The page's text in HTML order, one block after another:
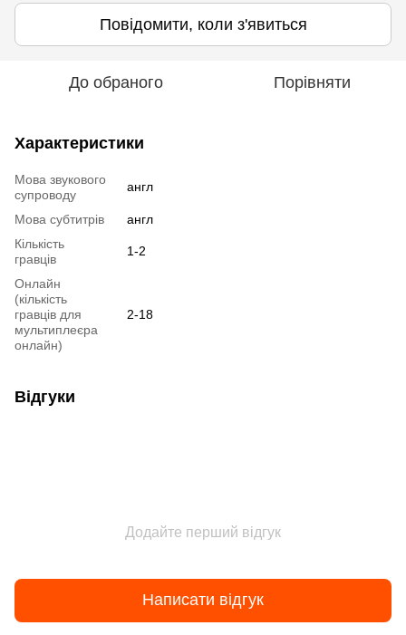
Повідомити, коли з'явиться
До обраного Порівняти
Характеристики
Мова звукового
супроводу
англ
Мова субтитрів
англ
Кількість
гравців
1-2
Онлайн
(кількість
гравців для
мультиплеєра
онлайн)
2-18
Відгуки
Додайте перший відгук
Написати відгук